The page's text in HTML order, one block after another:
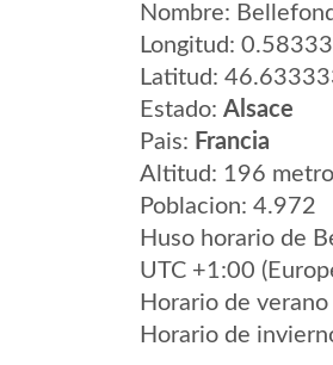
Nombre:
Longitud:
Latitud:
Estado: Alsace
Pais: Francia
Altitud: 196
Poblacion: 4.972
Huso horario de
UTC +1:00
Horario de
Horario de